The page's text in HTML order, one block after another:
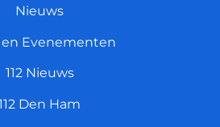
Nieuws
en Evenementen
112 Nieuws
Den Ham